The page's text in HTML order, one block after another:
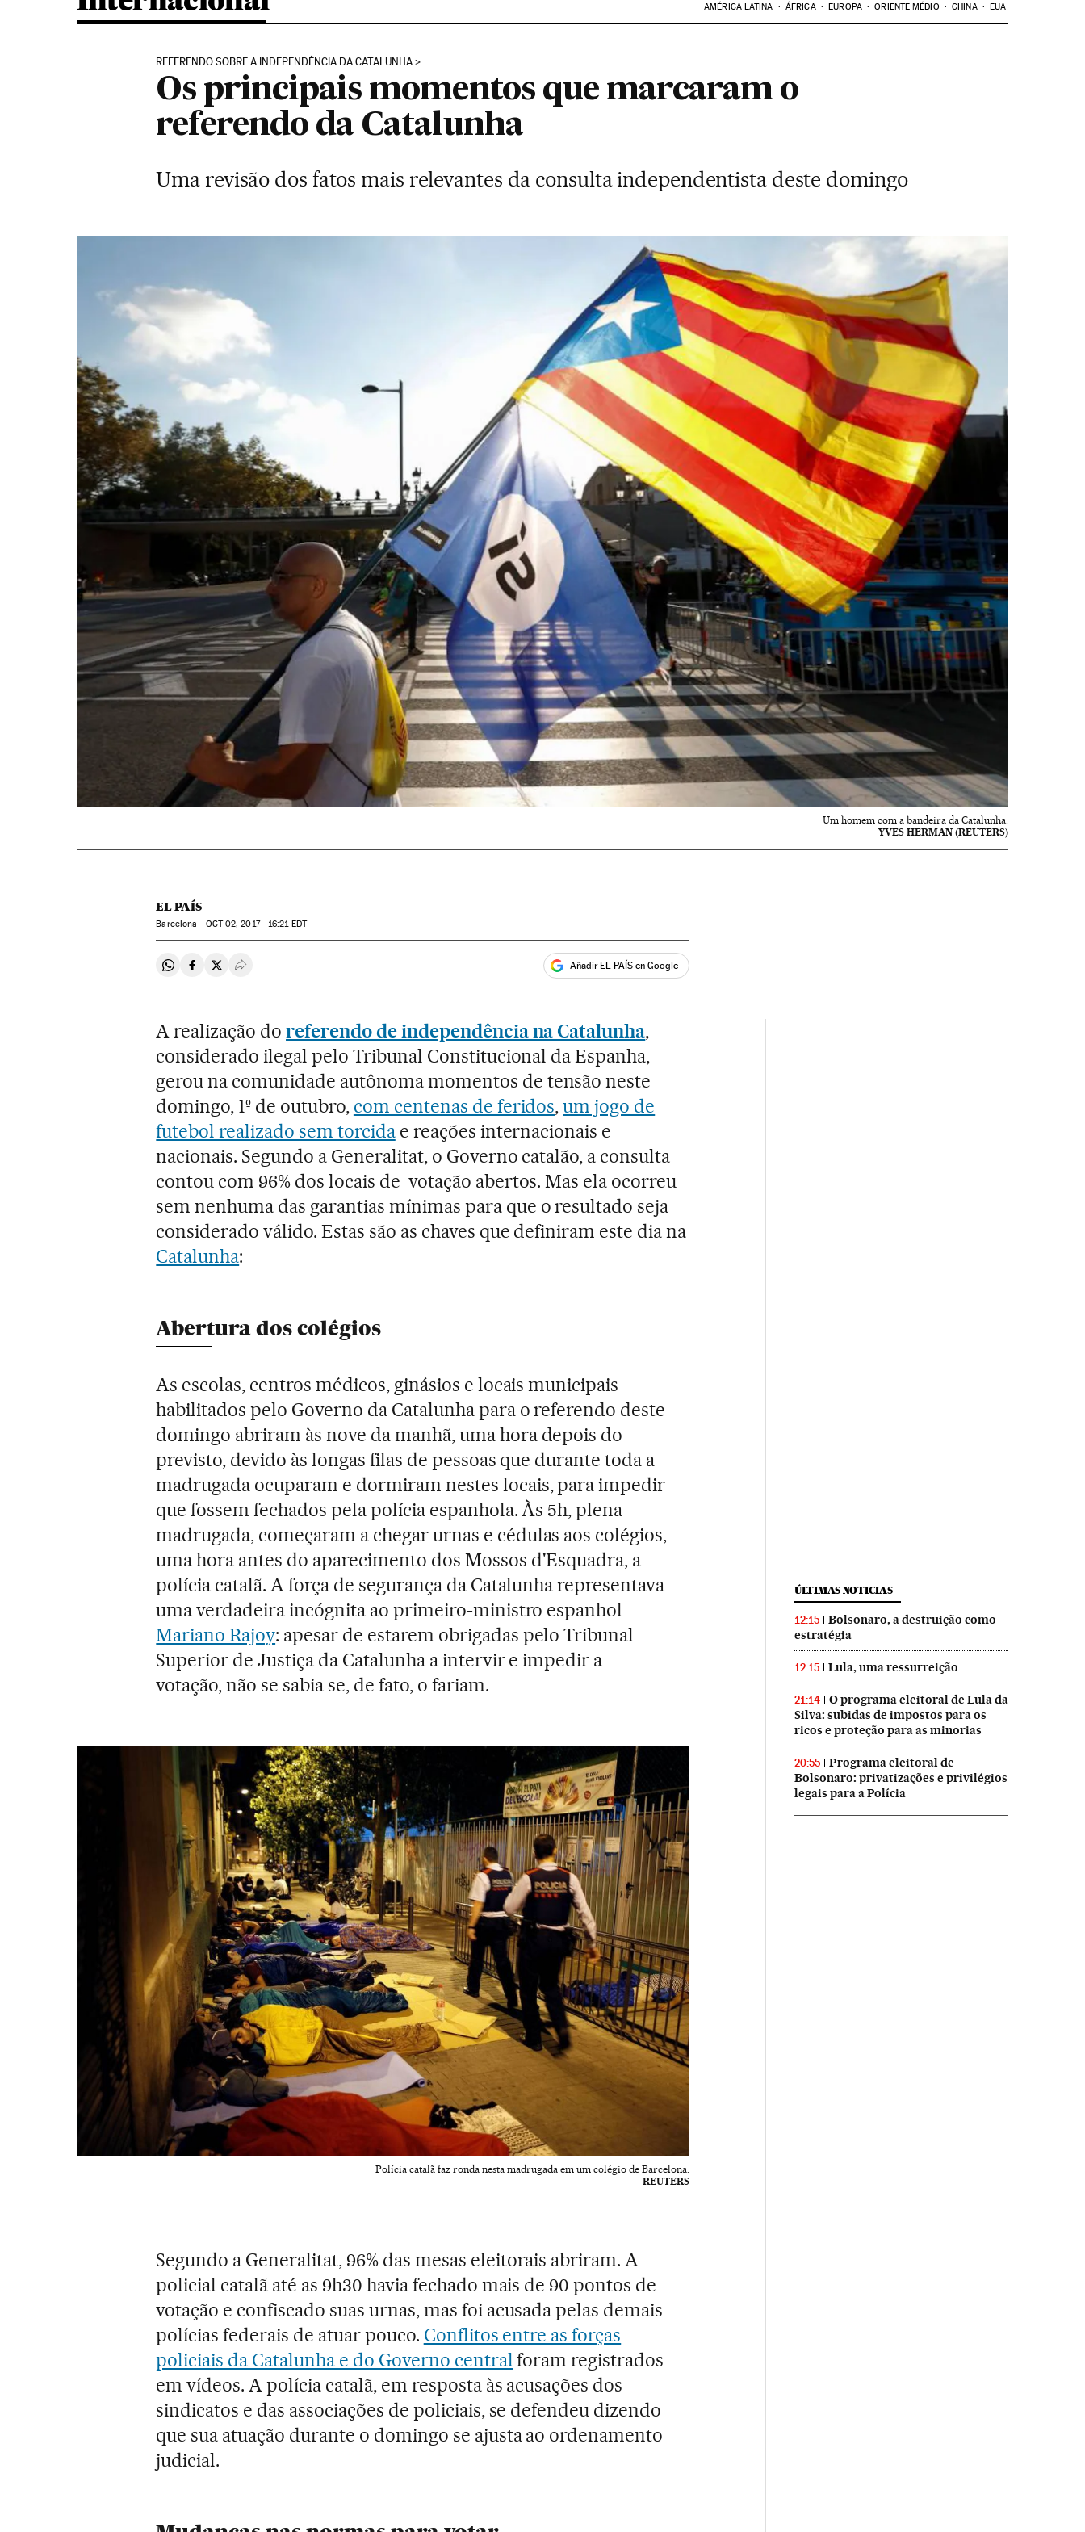
AMÉRICA LATINA ÁFRICA EUROPA ORIENTE MÉDIO CHINA EUA
REFERENDO SOBRE A INDEPENDÊNCIA DA CATALUNHA
Os principais momentos que marcaram o
referendo da Catalunha
Uma revisão dos fatos mais relevantes da consulta independentista deste domingo
Um homem com a bandeira da Catalunha.
YVES HERMAN (REUTERS)
EL PAÍS
Barcelona - OCT02, 2017 - 16:21EDT
Compartir en Whatsapp
Compartir en Facebook
Compartir en Twitter
Desplegar Redes Sociales Añadir EL PAÍS en Google
A realização doreferendo de independência na Catalunha,
considerado ilegal pelo Tribunal Constitucional da Espanha,
gerou na comunidade autônoma momentos de tensão neste
domingo, 1º de outubro, com centenas de feridos,um jogo de
futebol realizado sem torcidae reações internacionais e
nacionais. Segundo a Generalitat, o Governo catalão, a consulta
contou com 96% dos locais de votação abertos. Mas ela ocorreu
sem nenhuma das garantias mínimas para que o resultado seja
considerado válido. Estas são as chaves que definiram este dia na
Catalunha:
Abertura dos colégios
As escolas, centros médicos, ginásios e locais municipais
habilitados pelo Governo da Catalunha para o referendo deste
domingo abriram às nove da manhã, uma hora depois do
previsto, devido às longas filas de pessoas que durante toda a
madrugada ocuparam e dormiram nestes locais, para impedir
que fossem fechados pela polícia espanhola. Às 5h, plena
madrugada, começaram a chegar urnas e cédulas aos colégios,
uma hora antes do aparecimento dos Mossos d'Esquadra, a
polícia catalã. A força de segurança da Catalunha representava
uma verdadeira incógnita ao primeiro-ministro espanhol
Mariano Rajoy: apesar de estarem obrigadas pelo Tribunal
Superior de Justiça da Catalunha a intervir e impedir a
votação, não se sabia se, de fato, o fariam.
Polícia catalã faz ronda nesta madrugada em um colégio de Barcelona.
REUTERS
Segundo a Generalitat, 96% das mesas eleitorais abriram. A
policial catalã até as 9h30 havia fechado mais de 90 pontos de
votação e confiscado suas urnas, mas foi acusada pelas demais
polícias federais de atuar pouco. Conflitos entre as forças
policiais da Catalunha e do Governo centralforam registrados
em vídeos. A polícia catalã, em resposta às acusações dos
sindicatos e das associações de policiais, se defendeu dizendo
que sua atuação durante o domingo se ajusta ao ordenamento
judicial.
ÚLTIMAS NOTICIAS
12:15
Bolsonaro, a destruição como
estratégia
12:15 Lula, uma ressurreição
21:14
O programa eleitoral de Lula da
Silva: subidas de impostos para os
ricos e proteção para as minorias
20:55
Programa eleitoral de
Bolsonaro: privatizações e privilégios
legais para a Polícia